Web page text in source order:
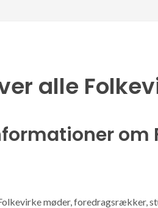
alle
møder, foredragsrækker,